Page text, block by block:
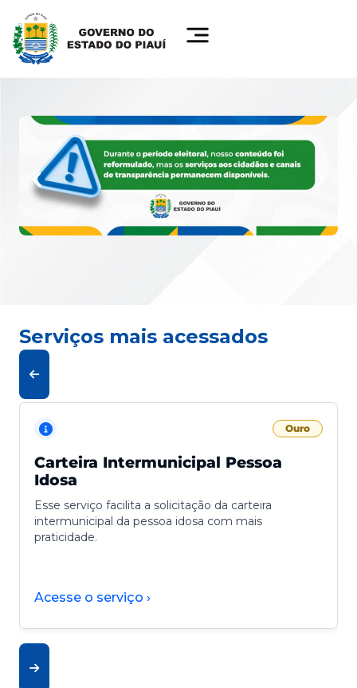
Serviços mais acessados
Ouro
Carteira Intermunicipal Pessoa
Idosa
Esse serviço facilita a solicitação da carteira
intermunicipal da pessoa idosa com mais
praticidade.
Acesse o serviço ›